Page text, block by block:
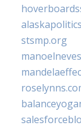
stsmp.org